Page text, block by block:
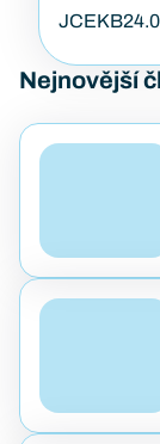
JCEKB
Nejnovější